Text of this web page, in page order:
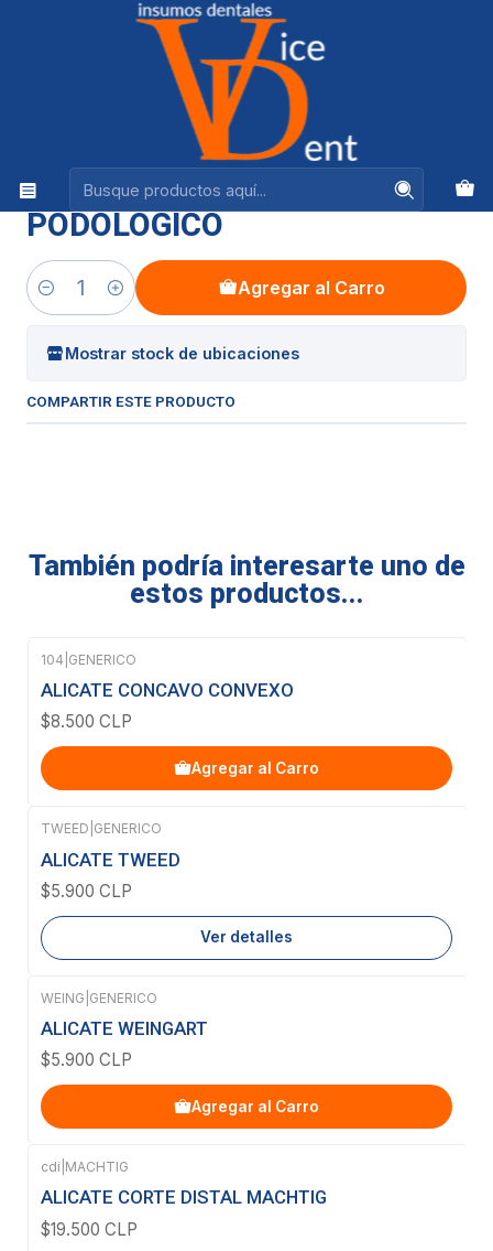
Ventas +56944575313
INSTRUMENTAL ALICATE FRONTAL PODOLOGICO
ALICATE FRONTAL
PODOLOGICO
Cantidad
Agregar al Carro
Mostrar stock de ubicaciones
COMPARTIR ESTE PRODUCTO
También podría interesarte uno de
estos productos...
104 GENERICO
ALICATE CONCAVO CONVEXO
$8.500 CLP
Agregar al Carro
Agotado
TWEED GENERICO
ALICATE TWEED
$5.900 CLP
Ver detalles
WEING GENERICO
ALICATE WEINGART
$5.900 CLP
Agregar al Carro
Agotado
cdi MACHTIG
ALICATE CORTE DISTAL MACHTIG
$19.500 CLP